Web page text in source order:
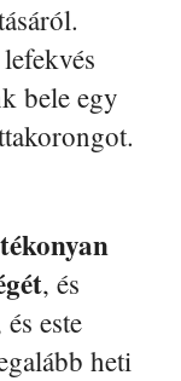
bele egy
, és
este
heti